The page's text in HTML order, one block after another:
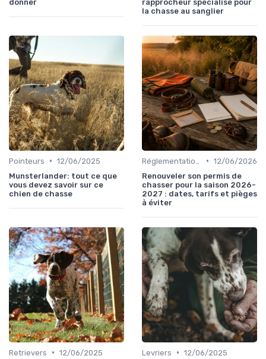
donner
rapprocheur spécialisé pour
la chasse au sanglier
Pointeurs • 12/06/2025
Munsterlander: tout ce que
vous devez savoir sur ce
chien de chasse
• 12/06/2026
Renouveler son permis de
chasser pour la saison 2026-
2027 : dates, tarifs et pièges
à éviter
Retrievers • 12/06/2025
Levriers • 12/06/2025